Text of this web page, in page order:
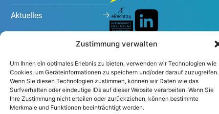
Zustimmung verwalten
Um Ihnen ein optimales Erlebnis zu bieten, verwenden wir Technologien wie
Cookies, um Geräteinformationen zu speichern und/oder darauf zuzugreifen.
Wenn Sie diesen Technologien zustimmen, können wir Daten wie das
Surfverhalten oder eindeutige IDs auf dieser Website verarbeiten. Wenn Sie
Ihre Zustimmung nicht erteilen oder zurückziehen, können bestimmte
Merkmale und Funktionen beeinträchtigt werden.
Aktuelles
Impressum Datenschutzerklärung